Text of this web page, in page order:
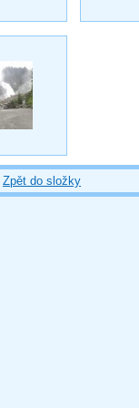
Zpět do složky